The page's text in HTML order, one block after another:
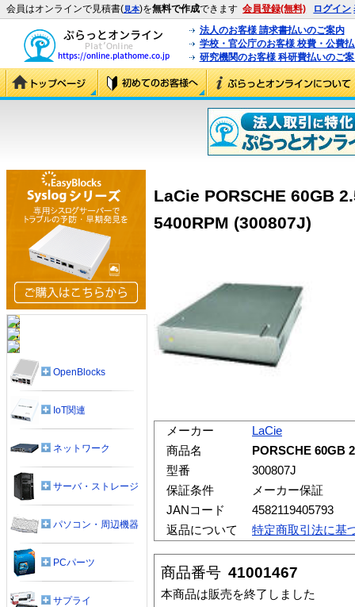
会員はオンラインで見積書(見本)を無料で作成できます 会員登録(無料) ログイン
法人のお客様 請求書払いのご案内
学校・官公庁のお客様 校費・公費
研究機関のお客様 科研費払いのご
LaCie PORSCHE 60GB
5400RPM (300807J)
メーカー
LaCie
商品名
PORSCHE 60GB
型番
300807J
保証条件
メーカー保証
JANコード
4582119405793
返品について
特定商取引法に基
商品番号 41001467
本商品は販売を終了しました
OpenBlocks
IoT関連
ネットワーク
サーバ・ストレージ
パソコン・周辺機器
PCパーツ
サプライ